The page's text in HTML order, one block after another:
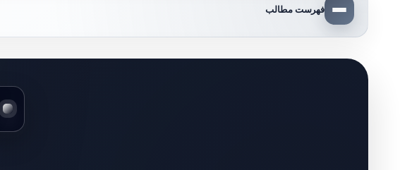
فهرست مطالب